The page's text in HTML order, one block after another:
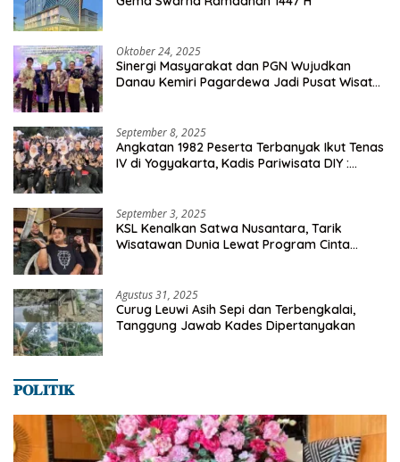
Oktober 24, 2025
Sinergi Masyarakat dan PGN Wujudkan
Danau Kemiri Pagardewa Jadi Pusat Wisata
September 8, 2025
Angkatan 1982 Peserta Terbanyak Ikut Tenas
IV di Yogyakarta, Kadis Pariwisata DIY :
September 3, 2025
KSL Kenalkan Satwa Nusantara, Tarik
Wisatawan Dunia Lewat Program Cinta
Agustus 31, 2025
Curug Leuwi Asih Sepi dan Terbengkalai,
Tanggung Jawab Kades Dipertanyakan
𝐏𝐎𝐋𝐈𝐓𝐈𝐊